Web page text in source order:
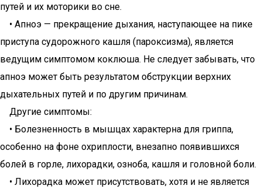
путей и их моторики во сне.
• Апноэ — прекращение дыхания, наступающее на пике
приступа судорожного кашля (пароксизма), является
ведущим симптомом коклюша. Не следует забывать, что
апноэ может быть результатом обструкции верхних
дыхательных путей и по другим причинам.
Другие симптомы:
• Болезненность в мышцах характерна для гриппа,
особенно на фоне охриплости, внезапно появившихся
болей в горле, лихорадки, озноба, кашля и головной боли.
• Лихорадка может присутствовать, хотя и не является